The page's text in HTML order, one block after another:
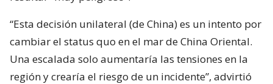
“Esta decisión unilateral (de China) es un intento por
cambiar el status quo en el mar de China Oriental.
Una escalada solo aumentaría las tensiones en la
región y crearía el riesgo de un incidente”, advirtió